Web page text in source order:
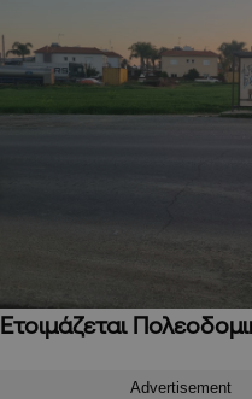
Ετοιμάζεται
Advertisement